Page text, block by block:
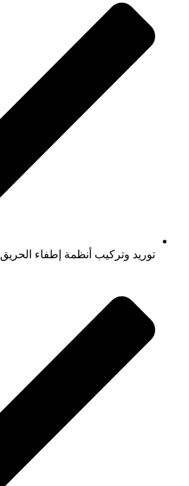
توريد وتركيب أنظمة إطفاء الحريق